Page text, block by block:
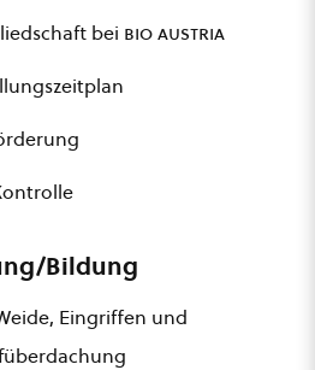
bei bio austria
Bildung
Eingriffen und